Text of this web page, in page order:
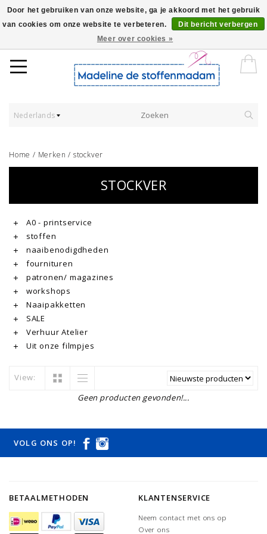
Worldwide Shipping - Onze stoffen worden verkocht per 10 cm.
Nederlands
Home / Merken / stockver
STOCKVER
A0 - printservice
stoffen
naaibenodigdheden
fournituren
patronen/ magazines
workshops
Naaipakketten
SALE
Verhuur Atelier
Uit onze filmpjes
View:
Geen producten gevonden!...
VOLG ONS OP!
BETAALMETHODEN KLANTENSERVICE
Neem contact met ons op
Over ons
Door het gebruiken van onze website, ga je akkoord met het gebruik
van cookies om onze website te verbeteren.
Dit bericht verbergen
Meer over cookies »